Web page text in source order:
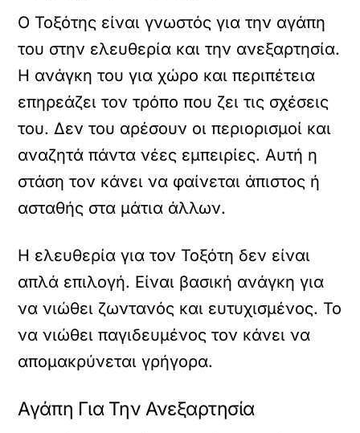
Ο Τοξότης είναι γνωστός για την αγάπη
του στην ελευθερία και την ανεξαρτησία.
Η ανάγκη του για χώρο και περιπέτεια
επηρεάζει τον τρόπο που ζει τις σχέσεις
του. Δεν του αρέσουν οι περιορισμοί και
αναζητά πάντα νέες εμπειρίες. Αυτή η
στάση τον κάνει να φαίνεται άπιστος ή
ασταθής στα μάτια άλλων.
Η ελευθερία για τον Τοξότη δεν είναι
απλά επιλογή. Είναι βασική ανάγκη για
να νιώθει ζωντανός και ευτυχισμένος. Το
να νιώθει παγιδευμένος τον κάνει να
απομακρύνεται γρήγορα.
Αγάπη Για Την Ανεξαρτησία